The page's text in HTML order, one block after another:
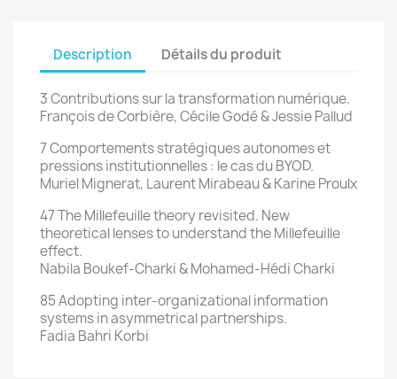
Description Détails du produit
3 Contributions sur la transformation numérique.
François de Corbière, Cécile Godé & Jessie Pallud
7 Comportements stratégiques autonomes et
pressions institutionnelles : le cas du BYOD.
Muriel Mignerat, Laurent Mirabeau & Karine Proulx
47 The Millefeuille theory revisited. New
theoretical lenses to understand the Millefeuille
effect.
Nabila Boukef-Charki & Mohamed-Hédi Charki
85 Adopting inter-organizational information
systems in asymmetrical partnerships.
Fadia Bahri Korbi